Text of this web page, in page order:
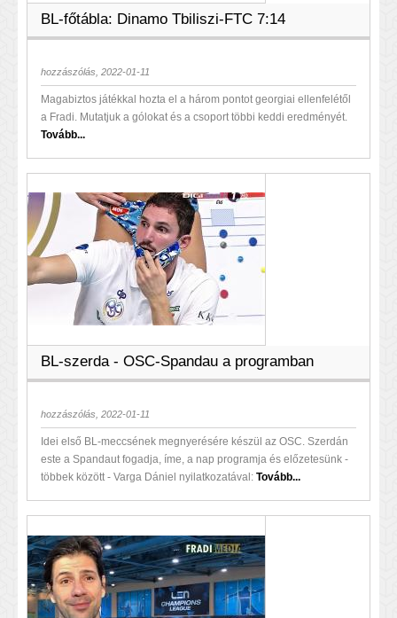
BL-főtábla: Dinamo Tbiliszi-FTC 7:14
hozzászólás, 2022-01-11
Magabiztos játékkal hozta el a három pontot georgiai ellenfelétől
a Fradi. Mutatjuk a gólokat és a csoport többi keddi eredményét.
Tovább...
BL-szerda - OSC-Spandau a programban
hozzászólás, 2022-01-11
Idei első BL-meccsének megnyerésére készül az OSC. Szerdán
este a Spandaut fogadja, íme, a nap programja és előzetesünk -
többek között - Varga Dániel nyilatkozatával: Tovább...